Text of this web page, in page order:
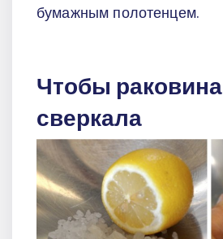
бумажным полотенцем.
Чтобы раковина
сверкала